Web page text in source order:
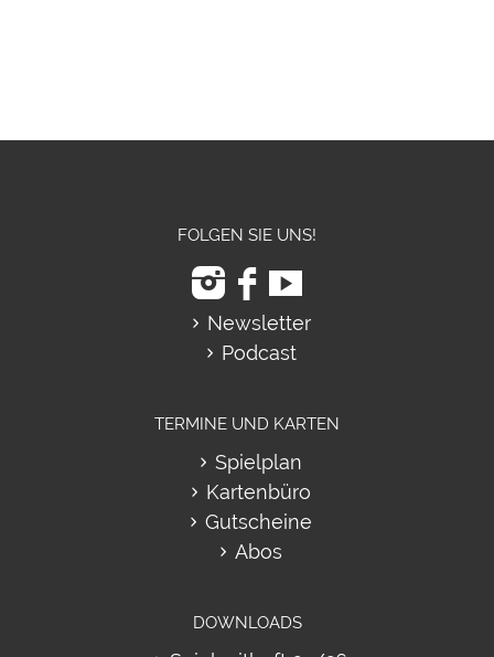
FOLGEN SIE UNS!
Newsletter
Podcast
TERMINE UND KARTEN
Spielplan
Kartenbüro
Gutscheine
Abos
DOWNLOADS